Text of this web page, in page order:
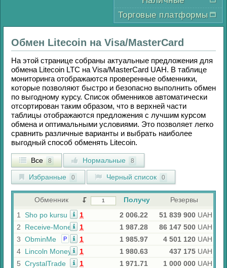
Торговые платформы
Обмен Litecoin на Visa/MasterCard
На этой странице собраны актуальные предложения для
обмена Litecoin LTC на Visa/MasterCard UAH. В таблице
мониторинга отображаются проверенные обменники,
которые позволяют быстро и безопасно выполнить обмен
по выгодному курсу. Список обменников автоматически
отсортирован таким образом, что в верхней части
таблицы отображаются предложения с лучшим курсом
обмена и оптимальными условиями. Это позволяет легко
сравнить различные варианты и выбрать наиболее
выгодный способ обменять Litecoin.
Все 8 Нормальные 8
Избранные 0 Черный список 0
Обменник Получу
Резервы
1
Sho po kursu 1 2 006.22 51 839 900 UAH
2
Receive-Money 1 1 987.28 86 147 500 UAH
3 ObminMe Р 1 1 985.97 4 501 120 UAH
4 Lincoln Money 1 1 980.63 437 175 UAH
5 CrystalTrade 1 1 971.71 1 000 000 UAH